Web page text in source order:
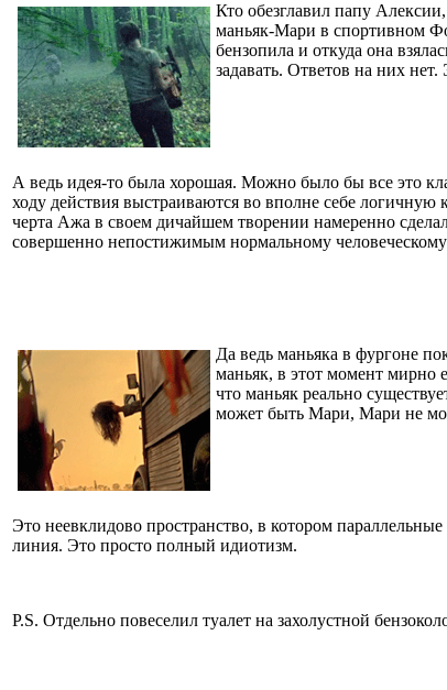
Кто обезглавил папу
маньяк-Мари в спортивном
бензопила и откуда она
задавать. Ответов на них
А ведь идея-то была хорошая. Можно было бы все это
ходу действия выстраиваются во вполне себе
черта Ажа в своем дичайшем творении намеренно
совершенно непостижимым нормальному
Да ведь маньяка в фургоне
маньяк, в этот момент мирно
что маньяк реально
может быть Мари, Мари не
Это неевклидово пространство, в котором
линия. Это просто полный идиотизм.
P.S. Отдельно повеселил туалет на захолустной